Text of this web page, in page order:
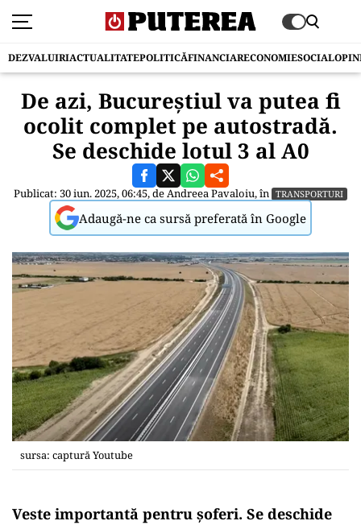
DEZVALUIRIACTUALITATEPOLITICĂFINANCIARECONOMIESOCIAL
De azi, Bucureștiul va putea fi
ocolit complet pe autostradă.
Se deschide lotul 3 al A0
Publicat: 30 iun. 2025, 06:45, deAndreea Pavaloiu, în TRANSPORTURI
Adaugă-ne ca sursă preferată în Google
sursa: captură Youtube
Veste importantă pentru șoferi. Se deschide